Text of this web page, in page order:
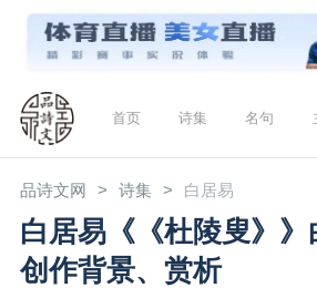
首页 诗集 名句
品诗文网 诗集 白居易
白居易《《杜陵叟》》
创作背景、赏析